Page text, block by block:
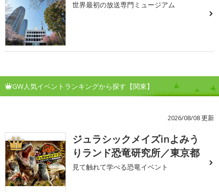
世界最初の放送専門ミュージアム
GW人気イベントランキングから探す【関東】
2026/08/08 更新
1
ジュラシックメイズinよみう
りランド恐竜研究所／東京都
見て触れて学べる恐竜イベント